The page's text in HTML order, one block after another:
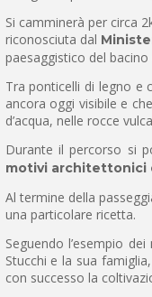
Si camminerà per circa
riconosciuta dal
paesaggistico del
Tra ponticelli di legno e
ancora oggi visibile e
d’acqua, nelle rocce
Durante il percorso si
motivi architettonici
Al termine della
una particolare ricetta.
Seguendo l’esempio
Stucchi e la sua
con successo la